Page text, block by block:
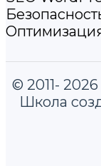
© 2011-
Школа